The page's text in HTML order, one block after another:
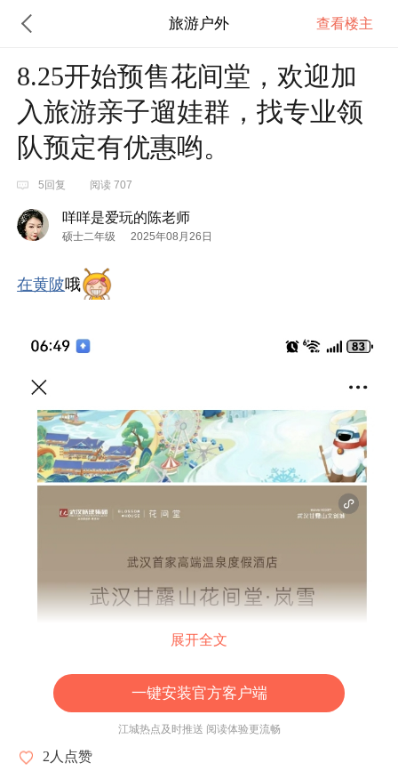
旅游户外 查看楼主
8.25开始预售花间堂，欢迎加
入旅游亲子遛娃群，找专业领
队预定有优惠哟。
5回复 阅读 707
咩咩是爱玩的陈老师
硕士二年级 2025年08月26日
在黄陂哦
展开全文
一键安装官方客户端
江城热点及时推送 阅读体验更流畅
2 人点赞